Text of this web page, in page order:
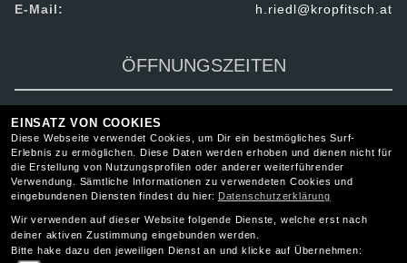
E-Mail:
h.riedl@kropfitsch.at
ÖFFNUNGSZEITEN
RECHTLICHES
Impressum
Datenschutz
EINSATZ VON COOKIES
Diese Webseite verwendet Cookies, um Dir ein bestmögliches Surf-
Erlebnis zu ermöglichen. Diese Daten werden erhoben und dienen nicht für
die Erstellung von Nutzungsprofilen oder anderer weiterführender
Verwendung. Sämtliche Informationen zu verwendeten Cookies und
eingebundenen Diensten findest du hier: Datenschutzerklärung
Wir verwenden auf dieser Website folgende Dienste, welche erst nach
deiner aktiven Zustimmung eingebunden werden.
Bitte hake dazu den jeweiligen Dienst an und klicke auf Übernehmen: